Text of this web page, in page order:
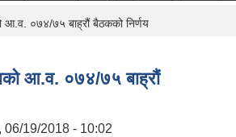
आ.व. ०७४/७५ बाह्रौं बैठकको निर्णय
आ.व. ०७४/७५ बाह्रौं
06/19/2018 - 10:02